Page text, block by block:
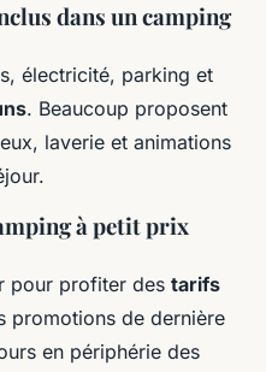
dans un camping
électricité, parking et
. Beaucoup proposent
laverie et animations
à petit prix
pour profiter des tarifs
promotions de dernière
en périphérie des